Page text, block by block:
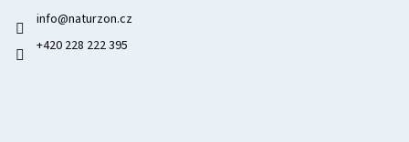
info@naturzon.cz
+420 228 222 395